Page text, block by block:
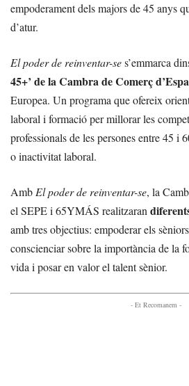
empoderament dels majors de 45 anys
d’atur.
El poder de reinventar-ses’emmarca
45+’ de la Cambra de Comerç
Europea. Un programa que ofereix
laboral i formació per millorar les
professionals de les persones entre 45 i
o inactivitat laboral.
Amb El poder de reinventar-se, la
el SEPE i 65YMÁS realitzaran
amb tres objectius: empoderar els
conscienciar sobre la importància de la
vida i posar en valor el talent sènior.
- Et Recomanem -